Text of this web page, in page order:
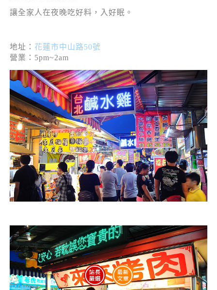
讓全家人在夜晚吃好料，入好眠。
地址： 花蓮市中山路50號
營業：5pm~2am